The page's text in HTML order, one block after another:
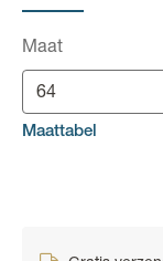
Maat
64
Maattabel